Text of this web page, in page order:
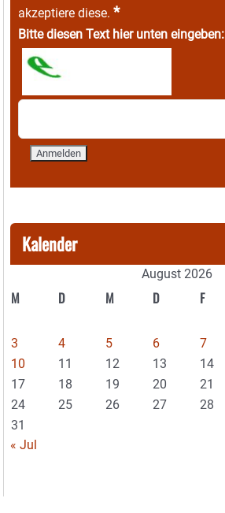
akzeptiere diese. *
Bitte diesen Text hier unten eingeben:
Kalender
August 2026
M D M D F
3
4 5 6 7
10
11 12 13 14
17
18 19 20 21
24
25 26 27 28
31
« Jul